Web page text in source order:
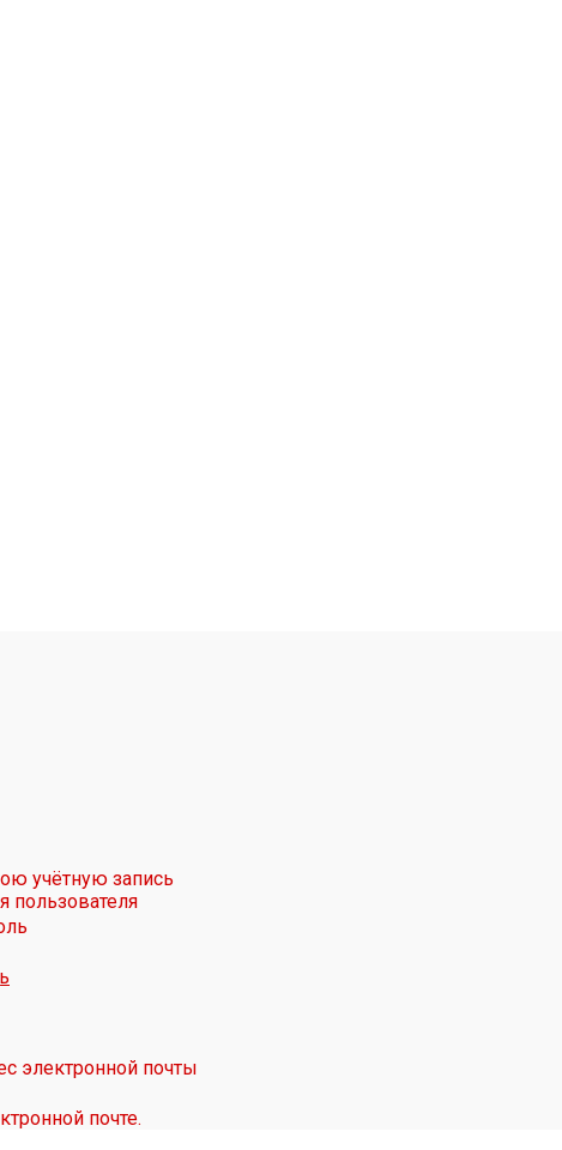
учётную запись
пользователя
электронной почты
почте.